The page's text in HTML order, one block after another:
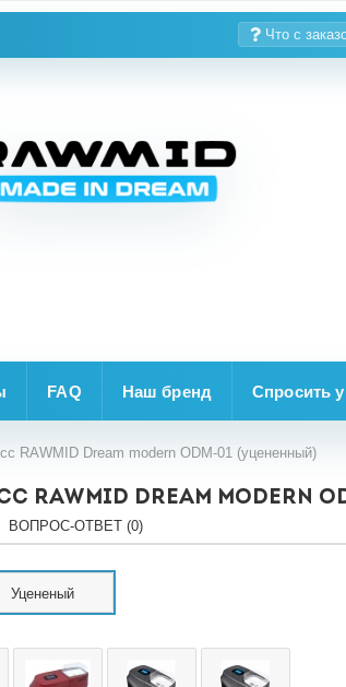
Что с
FAQ Наш бренд Спросить
RAWMID Dream modern ODM-01 (уцененный)
Dream modern
ВОПРОС-ОТВЕТ (0)
Уцененый